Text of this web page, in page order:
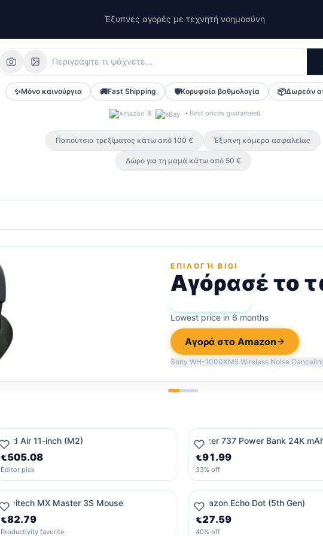
Έξυπνες αγορές με τεχνητή νοημοσύνη
✨Μόνο καινούργια 🚚Fast Shipping 🛡️Κορυφαία βαθμολογία 📦Δωρεάν
& • Best prices guaranteed
Παπούτσια τρεξίματος κάτω από 100 € Έξυπνη κάμερα ασφαλείας
Δώρο για τη μαμά κάτω από 50 €
ΕΠΙΛΟΓΉ BIGI
Αγόρασέ το
Lowest price in 6 months
Αγορά στο Amazon
Sony WH-1000XM5 Wireless Noise
iPad Air 11-inch (M2)
€505.08
Editor pick
Anker 737 Power Bank 24K
€91.99
33% off
Logitech MX Master 3S Mouse
€82.79
Productivity favorite
Amazon Echo Dot (5th Gen)
€27.59
40% off